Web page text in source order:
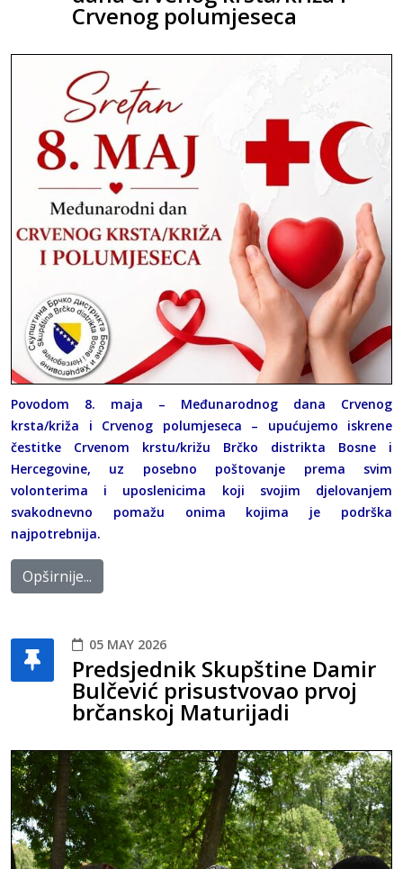
Crvenog polumjeseca
Povodom 8. maja – Međunarodnog dana Crvenog
krsta/križa i Crvenog polumjeseca – upućujemo iskrene
čestitke Crvenom krstu/križu Brčko distrikta Bosne i
Hercegovine, uz posebno poštovanje prema svim
volonterima i uposlenicima koji svojim djelovanjem
svakodnevno pomažu onima kojima je podrška
najpotrebnija.
Opširnije...
05 MAY 2026
Predsjednik Skupštine Damir
Bulčević prisustvovao prvoj
brčanskoj Maturijadi